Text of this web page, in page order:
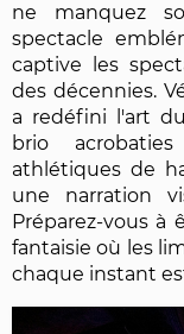
ne manquez
spectacle
captive les
des décennies.
a redéfini l'art
brio acrobaties
athlétiques de
une narration
Préparez-vous
fantaisie où les
chaque instant